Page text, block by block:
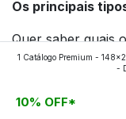
Os principais
Quer saber quais
aplicados nos
continue a
1 Catálogo Premium -
-
10% OFF*